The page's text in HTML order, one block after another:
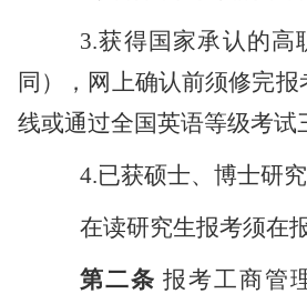
3.获得国家承认的
同），网上确认前须修完
线或通过全国英语等级考试
4.已获硕士、博士研
在读研究生报考须在
第二条报考工商管